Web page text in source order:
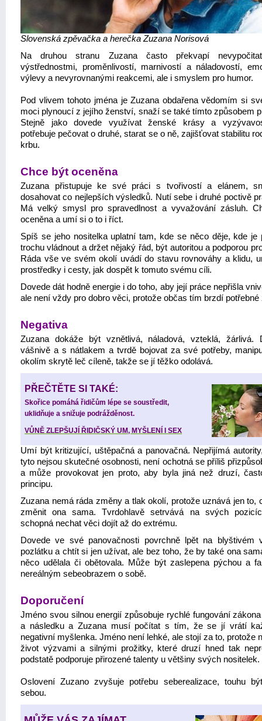
Slovenská zpěvačka a herečka Zuzana Norisová
Na druhou stranu Zuzana často překvapí
výstřednostmi, proměnlivostí, marnivostí a náladovostí,
výlevy a nevyrovnanými reakcemi, ale i smyslem pro humor.
Pod vlivem tohoto jména je Zuzana obdařena vědomím si
moci plynoucí z jejího ženství, snaží se také tímto způsobem
Stejně jako dovede využívat ženské krásy a
potřebuje pečovat o druhé, starat se o ně, zajišťovat stabilitu
krbu.
Chce být oceněna
Zuzana přistupuje ke své práci s tvořivostí a elánem,
dosahovat co nejlepších výsledků. Nutí sebe i druhé poctivě
Má velký smysl pro spravedlnost a vyvažování zásluh.
oceněna a umí si o to i říct.
Spíš se jeho nositelka uplatní tam, kde se něco děje, kde je
trochu vládnout a držet nějaký řád, být autoritou a podporou
Ráda vše ve svém okolí uvádí do stavu rovnováhy a klidu,
prostředky i cesty, jak dospět k tomuto svému cíli.
Dovede dát hodně energie i do toho, aby její práce nepřišla
ale není vždy pro dobro věci, protože občas tím brzdí potřebné
Negativa
Zuzana dokáže být vznětlivá, náladová, vzteklá, žárlivá.
vášnivě a s nátlakem a tvrdě bojovat za své potřeby,
okolím skrytě leč cíleně, takže se jí těžko odolává.
PŘEČTĚTE SI TAKÉ:
Skořice pomáhá řidičům lépe se soustředit,
uklidňuje a snižuje podrážděnost.
VŮNĚ ZLEPŠUJÍ ŘIDIČSKÝ UM, MYŠLENÍ I SEX
Umí být kritizující, uštěpačná a panovačná. Nepřijímá
tyto nejsou skutečné osobnosti, není ochotná se příliš
a může provokovat jen proto, aby byla jiná než druzí,
principu.
Zuzana nemá ráda změny a tlak okolí, protože uznává jen to,
změnit ona sama. Tvrdohlavě setrvává na svých
schopná nechat věci dojít až do extrému.
Dovede ve své panovačnosti povrchně lpět na blyštivém
pozlátku a chtít si jen užívat, ale bez toho, že by také ona
něco udělala či obětovala. Může být zaslepena pýchou a
nereálným sebeobrazem o sobě.
Doporučení
Jméno svou silnou energií způsobuje rychlé fungování
a následku a Zuzana musí počítat s tím, že se jí vrátí
negativní myšlenka. Jméno není lehké, ale stojí za to, protože
život výzvami a silnými prožitky, které druzí hned tak
podstatě podporuje přirozené talenty u většiny svých nositelek.
Oslovení Zuzano zvyšuje potřebu seberealizace, touhu
sebou.